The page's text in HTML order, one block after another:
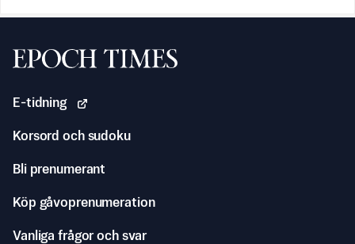
Svenska Epoch Times
E-tidning
Korsord och sudoku
Bli prenumerant
Köp gåvoprenumeration
Vanliga frågor och svar